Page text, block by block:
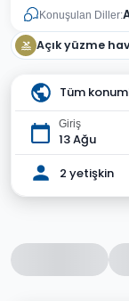
Konuşulan Diller:
Açık yüzme
Tüm
Giriş
13 Ağu
2 yetişkin